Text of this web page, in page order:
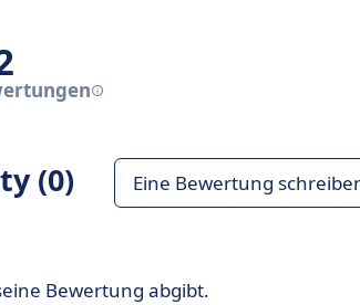
(0) Eine Bewertung
Bewertung abgibt.